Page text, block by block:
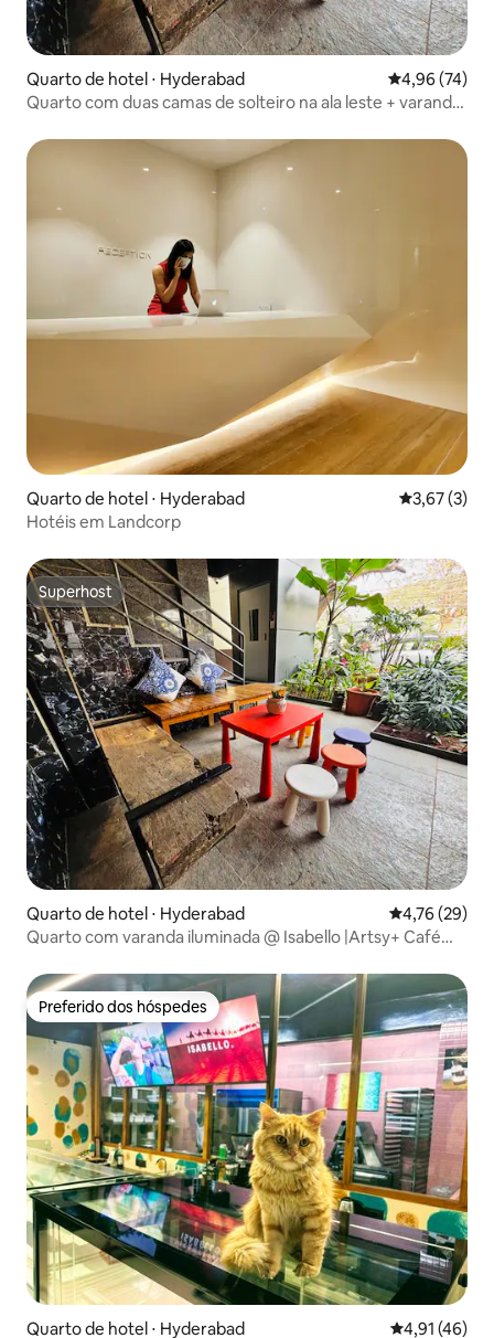
Quarto de hotel ⋅ Hyderabad 4,96 de uma
4,96 (74)
Quarto com duas camas de solteiro na ala leste + varanda,
Quarto de hotel ⋅ Hyderabad 3,67 de
3,67 (3)
Hotéis em Landcorp
Superhost
Superhost
Quarto de hotel ⋅ Hyderabad 4,76 de uma
4,76 (29)
Quarto com varanda iluminada @ Isabello |Artsy+ Café
Preferido dos hóspedes
Preferido dos hóspedes
Quarto de hotel ⋅ Hyderabad 4,91 de uma
4,91 (46)